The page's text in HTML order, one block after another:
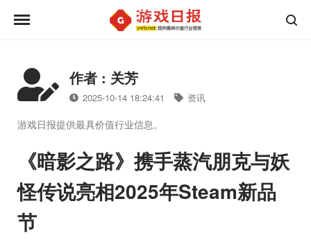
作者 : 关芳
2025-10-14 18:24:41 资讯
游戏日报提供最具价值行业信息。
《暗影之路》携手蒸汽朋克与妖
怪传说亮相2025年Steam新品
节